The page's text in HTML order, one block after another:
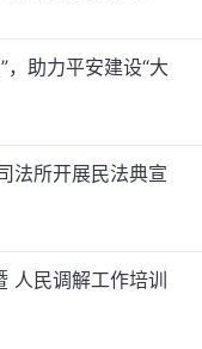
，助力平安建设“大
法所开展民法典宣
人民调解工作培训